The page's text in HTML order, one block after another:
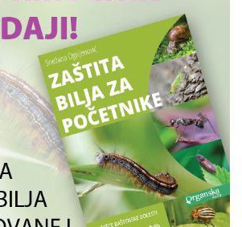
Next